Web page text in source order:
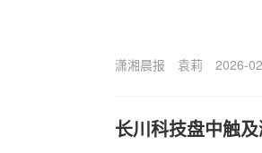
潇湘晨报 袁莉 2026-
长川科技盘中触